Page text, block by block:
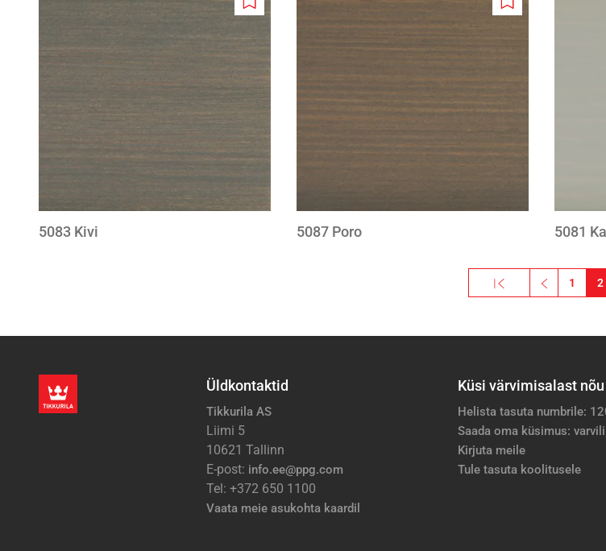
Add
wishlist
5083 Kivi
Add
5087 Poro 5081
« Esimene
Esimene leht
‹‹
Eelmine leht
1 2
Üldkontaktid
Tikkurila AS
Liimi 5
10621 Tallinn
E-post: info.ee@ppg.com
Tel: +372 650 1100
Vaata meie asukohta kaardil
Küsi värvimisalast nõu
Helista tasuta numbrile:
Saada oma küsimus:
Kirjuta meile
Tule tasuta koolitusele